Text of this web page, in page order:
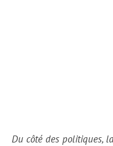
Du côté des politiques,